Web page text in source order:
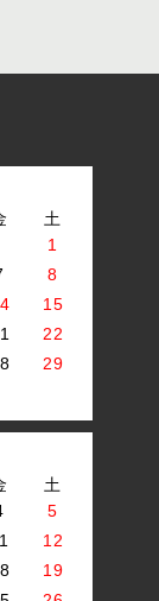
土
1
8
15
22
29
土
5
12
19